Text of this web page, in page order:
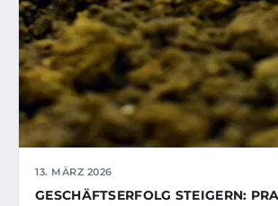
13. MÄRZ 2026
GESCHÄFTSERFOLG STEIGERN: